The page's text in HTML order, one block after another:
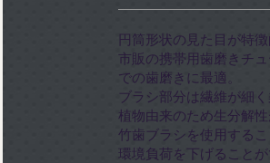
円筒形状の見た目が特
市販の携帯用歯磨きチ
での歯磨きに最適。
ブラシ部分は繊維が細
植物由来のため生分解
竹歯ブラシを使用する
環境負荷を下げることが